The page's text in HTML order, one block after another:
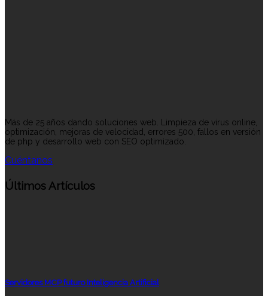
Más de 25 años dando soluciones web. Limpieza de virus online,
optimización, mejoras de velocidad, errores 500, fallos en versión
de php y desarrollo web con SEO optimizado.
Cuéntanos
Últimos Artículos
Servidores MCP futuro Inteligencia Artificial